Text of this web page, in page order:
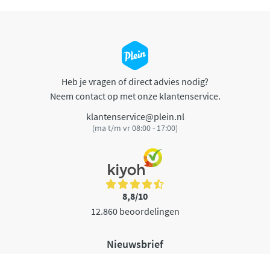
Heb je vragen of direct advies nodig?
Neem contact op met onze klantenservice.
klantenservice@plein.nl
(ma t/m vr 08:00 - 17:00)
8,8/10
12.860 beoordelingen
Nieuwsbrief